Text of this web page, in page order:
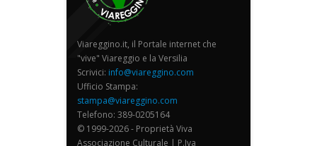
Viareggino.it, il Portale internet che
"vive" Viareggio e la Versilia
Scrivici: info@viareggino.com
Ufficio Stampa:
stampa@viareggino.com
Telefono: 389-0205164
© 1999-2026 - Proprietà Viva
Associazione Culturale | P.Iva